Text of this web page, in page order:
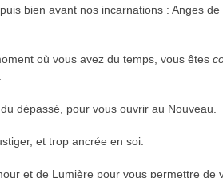
bien avant nos incarnations : Anges de
où vous avez du temps, vous êtes
dépassé, pour vous ouvrir au Nouveau.
et trop ancrée en soi.
et de Lumière pour vous permettre